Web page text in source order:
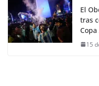
El
tras
15